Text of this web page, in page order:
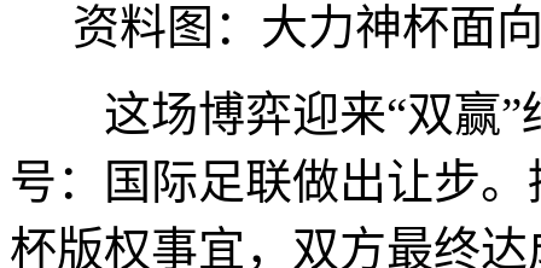
资料图：大力神杯面
这场博弈迎来“双赢”
号：国际足联做出让步
杯版权事宜，双方最终